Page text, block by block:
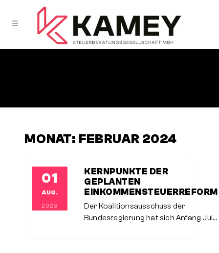
MONAT: FEBRUAR 2024
01
AUG.
2026
KERNPUNKTE DER
GEPLANTEN
EINKOMMENSTEUERREFORM
Der Koalitionsausschuss der
Bundesregierung hat sich Anfang Juli